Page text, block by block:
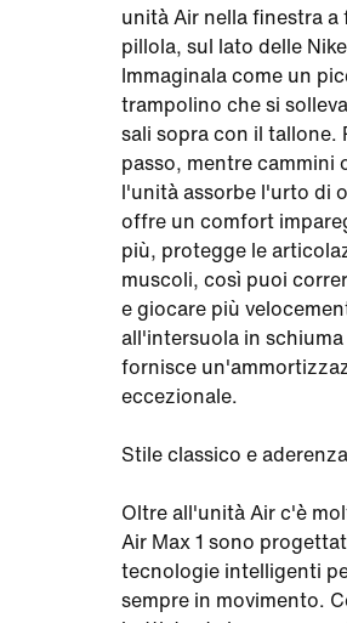
unità Air nella finestra a
pillola, sul lato delle
Immaginala come un
trampolino che si
sali sopra con il tallone.
passo, mentre cammini
l'unità assorbe l'urto di
offre un comfort
più, protegge le
muscoli, così puoi
e giocare più
all'intersuola in schiuma
fornisce
eccezionale.
Stile classico e
Oltre all'unità Air c'è
Air Max 1 sono
tecnologie intelligenti
sempre in movimento.